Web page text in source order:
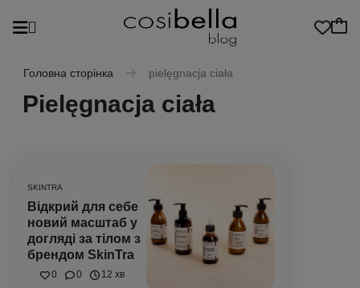
Головна сторінка pielęgnacja ciała
Pielęgnacja ciała
SKINTRA
Відкрий для себе
новий масштаб у
догляді за тілом з
брендом SkinTra
0 0 12 хв